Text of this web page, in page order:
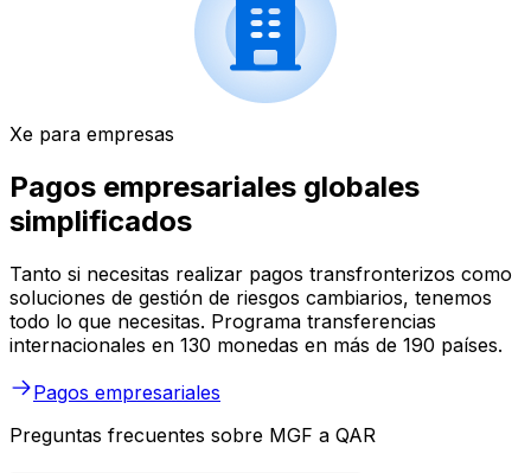
Xe para empresas
Pagos empresariales globales
simplificados
Tanto si necesitas realizar pagos transfronterizos como
soluciones de gestión de riesgos cambiarios, tenemos
todo lo que necesitas. Programa transferencias
internacionales en 130 monedas en más de 190 países.
Pagos empresariales
Preguntas frecuentes sobre MGF a QAR